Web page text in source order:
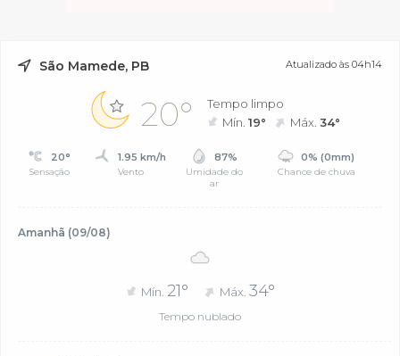
São Mamede, PB Atualizado às 04h14
20°
Tempo limpo
Mín.19° Máx.34°
20°
Sensação
1.95 km/h
Vento
87%
Umidade do
ar
0% (0mm)
Chance de chuva
Amanhã (09/08)
Mín. 21° Máx. 34°
Tempo nublado